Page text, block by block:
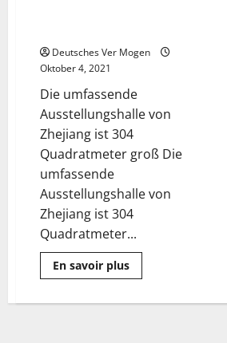
Deutsches Ver Mogen
Oktober 4, 2021
Die umfassende
Ausstellungshalle von
Zhejiang ist 304
Quadratmeter groß Die
umfassende
Ausstellungshalle von
Zhejiang ist 304
Quadratmeter...
En savoir plusMehr
Informationen
Errungenschaften